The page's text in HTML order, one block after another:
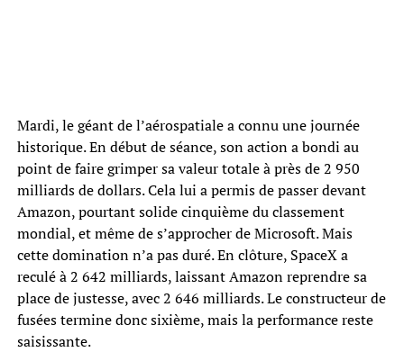
Mardi, le géant de l’aérospatiale a connu une journée
historique. En début de séance, son action a bondi au
point de faire grimper sa valeur totale à près de 2 950
milliards de dollars. Cela lui a permis de passer devant
Amazon, pourtant solide cinquième du classement
mondial, et même de s’approcher de Microsoft. Mais
cette domination n’a pas duré. En clôture, SpaceX a
reculé à 2 642 milliards, laissant Amazon reprendre sa
place de justesse, avec 2 646 milliards. Le constructeur de
fusées termine donc sixième, mais la performance reste
saisissante.